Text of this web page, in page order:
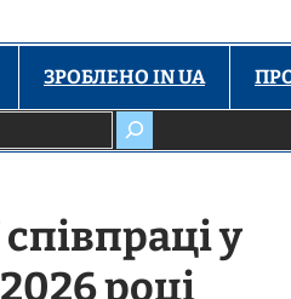
ЗРОБЛЕНО IN UA
у
році